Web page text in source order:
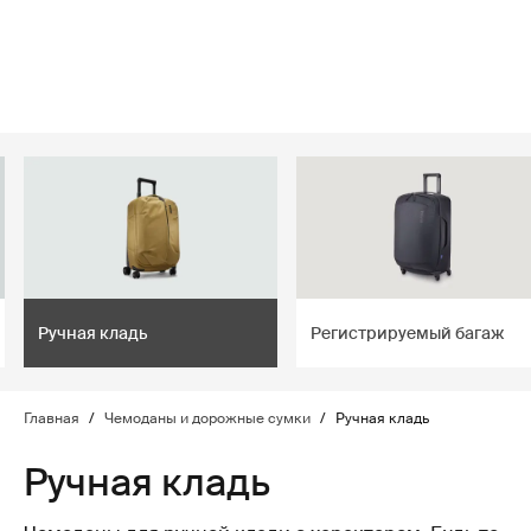
Ручная кладь Регистрируемый багаж
Главная / Чемоданы и дорожные сумки / Ручная кладь
Ручная кладь